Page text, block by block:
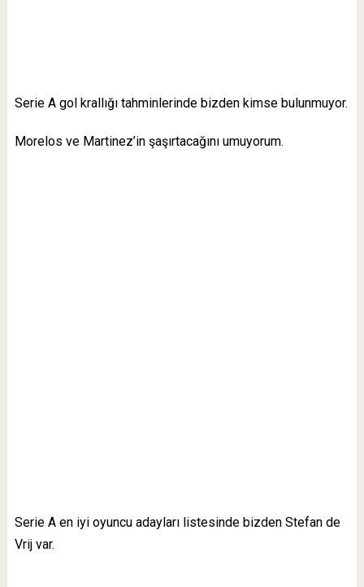
Serie A gol krallığı tahminlerinde bizden kimse bulunmuyor.
Morelos ve Martinez’in şaşırtacağını umuyorum.
Serie A en iyi oyuncu adayları listesinde bizden Stefan de
Vrij var.